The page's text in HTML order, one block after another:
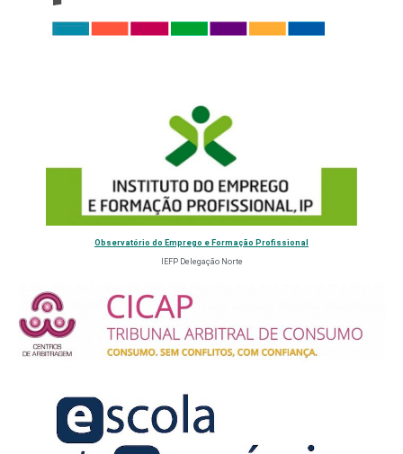
Observatório do Emprego e Formação Profissional
IEFP Delegação Norte